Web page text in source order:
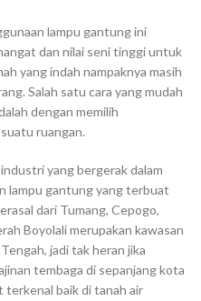
lampu gantung ini
dan nilai seni tinggi untuk
yang indah nampaknya masih
Salah satu cara yang mudah
dengan memilih
ruangan.
yang bergerak dalam
lampu gantung yang terbuat
dari Tumang, Cepogo,
Boyolali merupakan kawasan
jadi tak heran jika
tembaga di sepanjang kota
terkenal baik di tanah air